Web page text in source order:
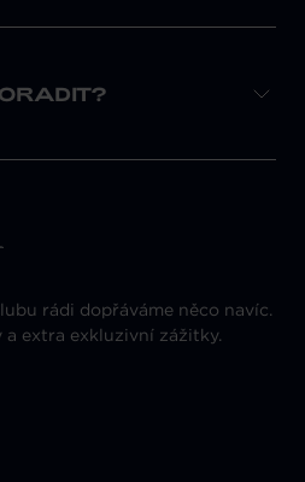
rádi dopřáváme něco navíc.
a extra exkluzivní zážitky.